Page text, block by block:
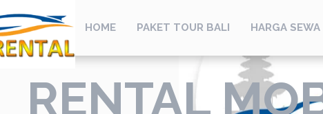
HOME PAKET TOUR BALI HARGA SEWA
RENTAL